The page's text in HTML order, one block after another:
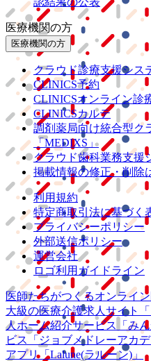
医療機関の方
医療機関の方
クラウド診療支援シス
CLINICS予約
CLINICSオンライン診
CLINICSカルテ
調剤薬局向け統合型ク
「MEDIXS」
クラウド歯科業務支援
掲載情報の修正・削除
利用規約
特定商取引法に基づく
プライバシーポリシー
外部送信ポリシー
運営会社
ロゴ利用ガイドライン
医師たちがつくるオンライ
大級の医療介護求人サイト
人ホーム紹介サービス
「み
ビス
「ジョブメドレーアカデ
アプリ「Lalune(ラルーン)」